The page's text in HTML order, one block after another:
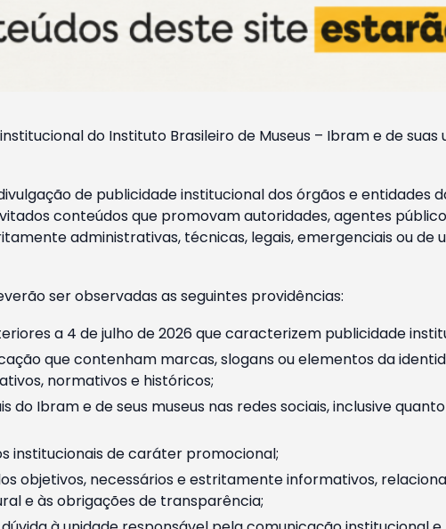
do Instituto Brasileiro de Museus – Ibram e de
de publicidade institucional dos órgãos e entidades
conteúdos que promovam autoridades, agentes
administrativas, técnicas, legais, emergenciais ou de
ser observadas as seguintes providências:
a 4 de julho de 2026 que caracterizem publicidade
que contenham marcas, slogans ou elementos da
normativos e históricos;
Ibram e de seus museus nas redes sociais, inclusive
institucionais de caráter promocional;
objetivos, necessários e estritamente informativos,
e às obrigações de transparência;